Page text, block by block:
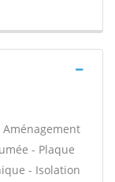
Aménagement
- Plaque
- Isolation